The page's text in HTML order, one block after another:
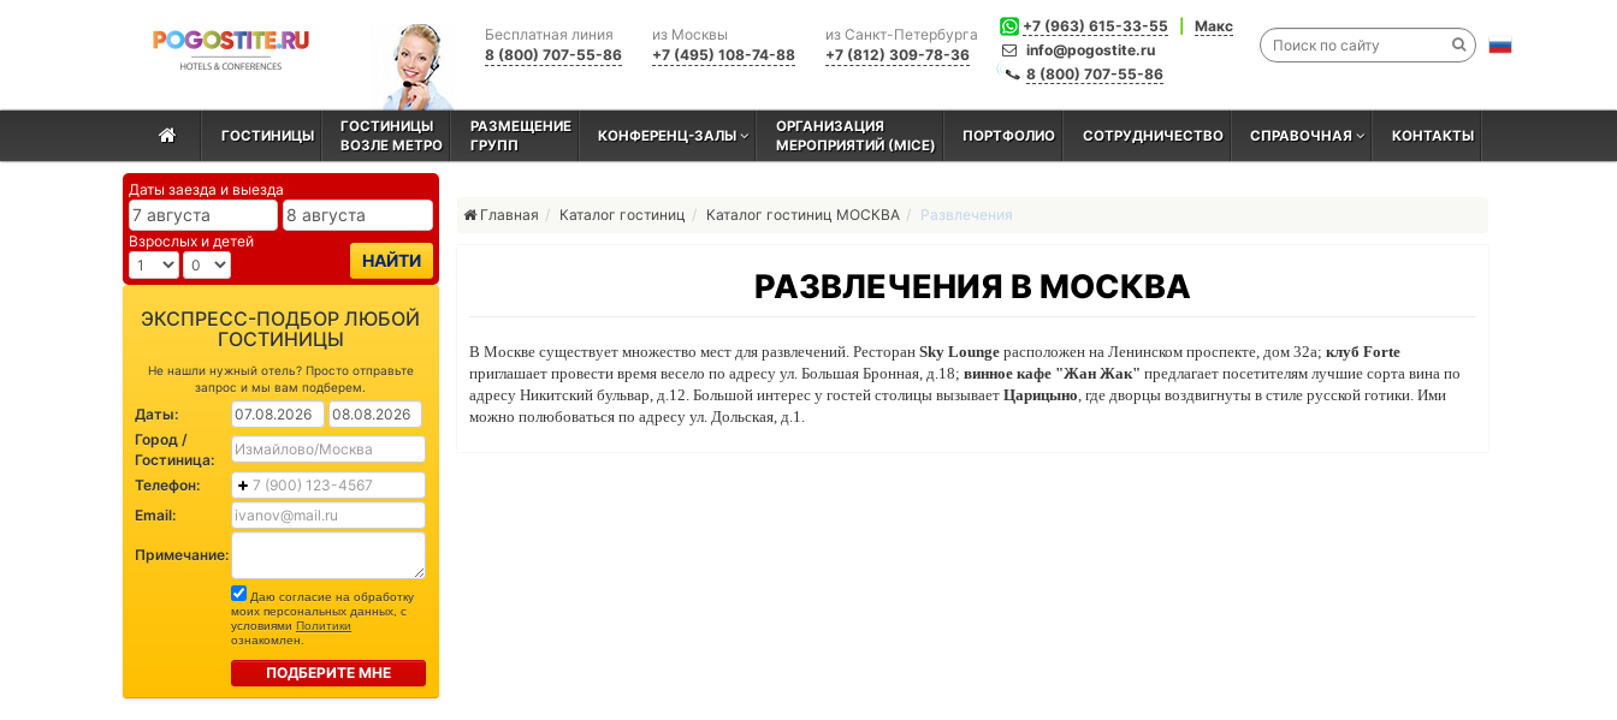
+7 (963) 615-33-55
Макс
info@pogostite.ru
8 (800) 707-55-86
из Санкт-Петербурга
+7 (812) 309-78-36
из Москвы
+7 (495) 108-74-88
Бесплатная линия
8 (800) 707-55-86
ГОСТИНИЦЫ
ГОСТИНИЦЫ
ВОЗЛЕ МЕТРО
РАЗМЕЩЕНИЕ
ГРУПП
КОНФЕРЕНЦ-ЗАЛЫ
ОРГАНИЗАЦИЯ
МЕРОПРИЯТИЙ (MICE)
ПОРТФОЛИО СОТРУДНИЧЕСТВО СПРАВОЧНАЯ КОНТАКТЫ
Даты заезда и выезда
Взрослых и детей
НАЙТИ
ЭКСПРЕСС-ПОДБОР ЛЮБОЙ
ГОСТИНИЦЫ
Не нашли нужный отель? Просто отправьте
запрос и мы вам подберем.
Даты:
Город /
Гостиница:
Телефон:
Email:
Примечание:
Даю согласие на обработку
моих персональных данных, с
условиями Политики
ознакомлен.
ПОДБЕРИТЕ МНЕ
Главная Каталог гостиниц Каталог гостиниц МОСКВА Развлечения
РАЗВЛЕЧЕНИЯ В МОСКВА
В Москве существует множество мест для развлечений. Ресторан Sky Loungeрасположен на Ленинском проспекте, дом 32а; клуб Forte
приглашает провести время весело по адресу ул. Большая Бронная, д.18; винное кафе "Жан Жак" предлагает посетителям лучшие сорта вина по
адресу Никитский бульвар, д.12. Большой интерес у гостей столицы вызывает Царицыно, где дворцы воздвигнуты в стиле русской готики. Ими
можно полюбоваться по адресу ул. Дольская, д.1.